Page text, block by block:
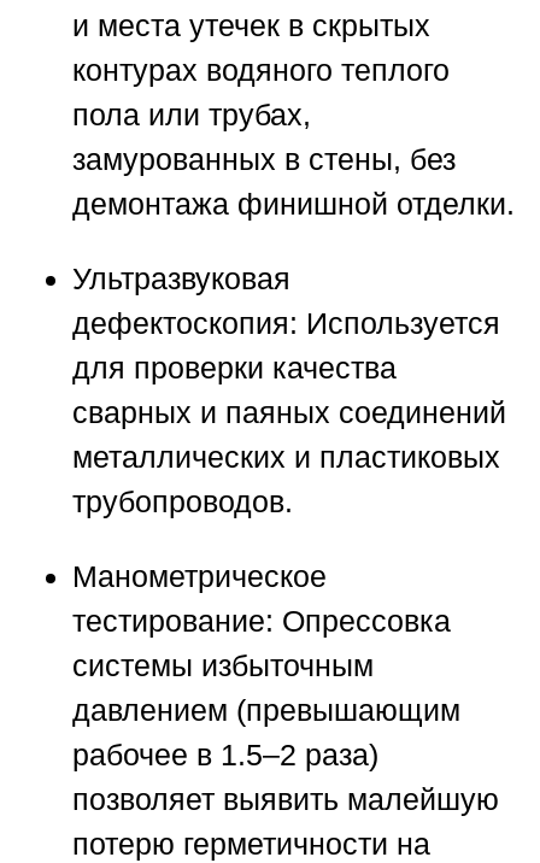
и места утечек в скрытых
контурах водяного теплого
пола или трубах,
замурованных в стены, без
демонтажа финишной отделки.
Ультразвуковая
дефектоскопия: Используется
для проверки качества
сварных и паяных соединений
металлических и пластиковых
трубопроводов.
Манометрическое
тестирование: Опрессовка
системы избыточным
давлением (превышающим
рабочее в 1.5–2 раза)
позволяет выявить малейшую
потерю герметичности на